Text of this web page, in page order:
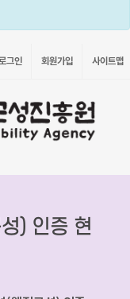
그인 회원가입 사이트맵
) 인증 현